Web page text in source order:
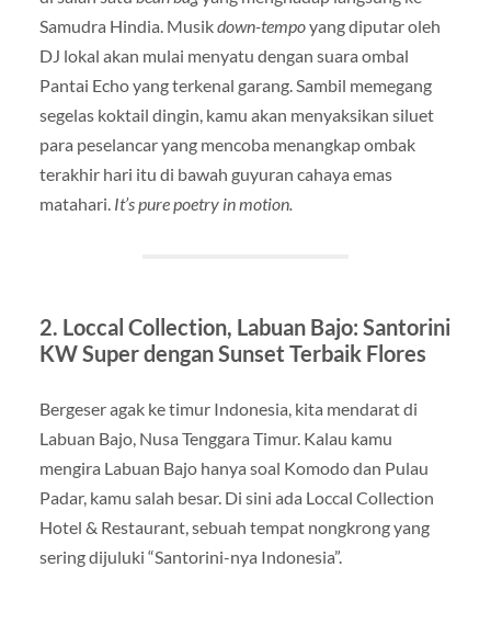
Samudra Hindia. Musikdown-tempoyang diputar oleh
DJ lokal akan mulai menyatu dengan suara ombal
Pantai Echo yang terkenal garang. Sambil memegang
segelas koktail dingin, kamu akan menyaksikan siluet
para peselancar yang mencoba menangkap ombak
terakhir hari itu di bawah guyuran cahaya emas
matahari. It’s pure poetry in motion.
2. Loccal Collection, Labuan Bajo: Santorini
KW Super dengan Sunset Terbaik Flores
Bergeser agak ke timur Indonesia, kita mendarat di
Labuan Bajo, Nusa Tenggara Timur. Kalau kamu
mengira Labuan Bajo hanya soal Komodo dan Pulau
Padar, kamu salah besar. Di sini ada Loccal Collection
Hotel & Restaurant, sebuah tempat nongkrong yang
sering dijuluki “Santorini-nya Indonesia”.